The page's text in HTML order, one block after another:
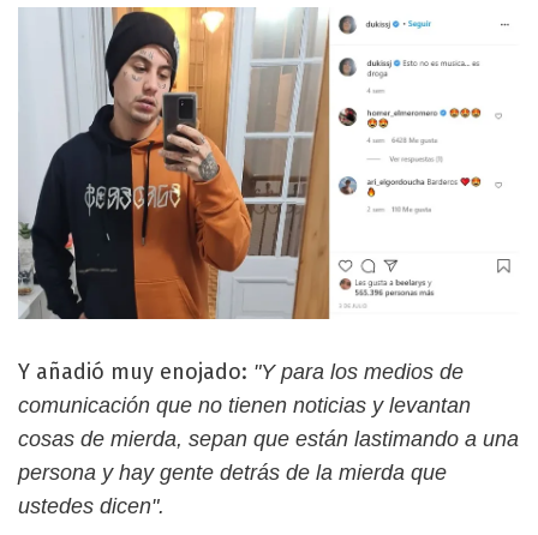
Y añadió muy enojado: "Y para los medios de
comunicación que no tienen noticias y levantan
cosas de mierda, sepan que están lastimando a una
persona y hay gente detrás de la mierda que
ustedes dicen".